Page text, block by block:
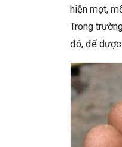
hiện mọt,
Trong
đó, để